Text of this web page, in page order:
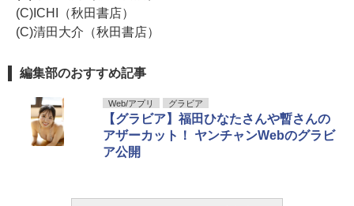
(C)ICHI（秋田書店）
(C)清田大介（秋田書店）
編集部のおすすめ記事
Web/アプリ グラビア
【グラビア】福田ひなたさんや暫さんの
アザーカット！ ヤンチャンWebのグラビ
ア公開